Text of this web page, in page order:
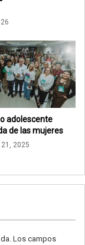
adolescente
de las mujeres
2025
Los campos